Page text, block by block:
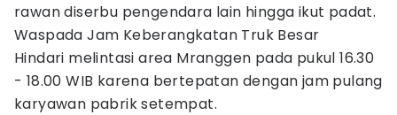
rawan diserbu pengendara lain hingga ikut padat.
Waspada Jam Keberangkatan Truk Besar
Hindari melintasi area Mranggen pada pukul 16.30
- 18.00 WIB karena bertepatan dengan jam pulang
karyawan pabrik setempat.